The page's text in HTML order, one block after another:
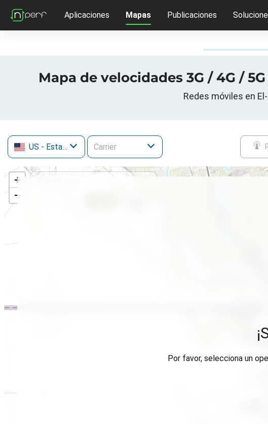
Aplicaciones Mapas Publicaciones
Mapa de velocidades 3G / 4G /
Redes móviles en
US - Estados Unidos
+
−
Por favor, selecciona un